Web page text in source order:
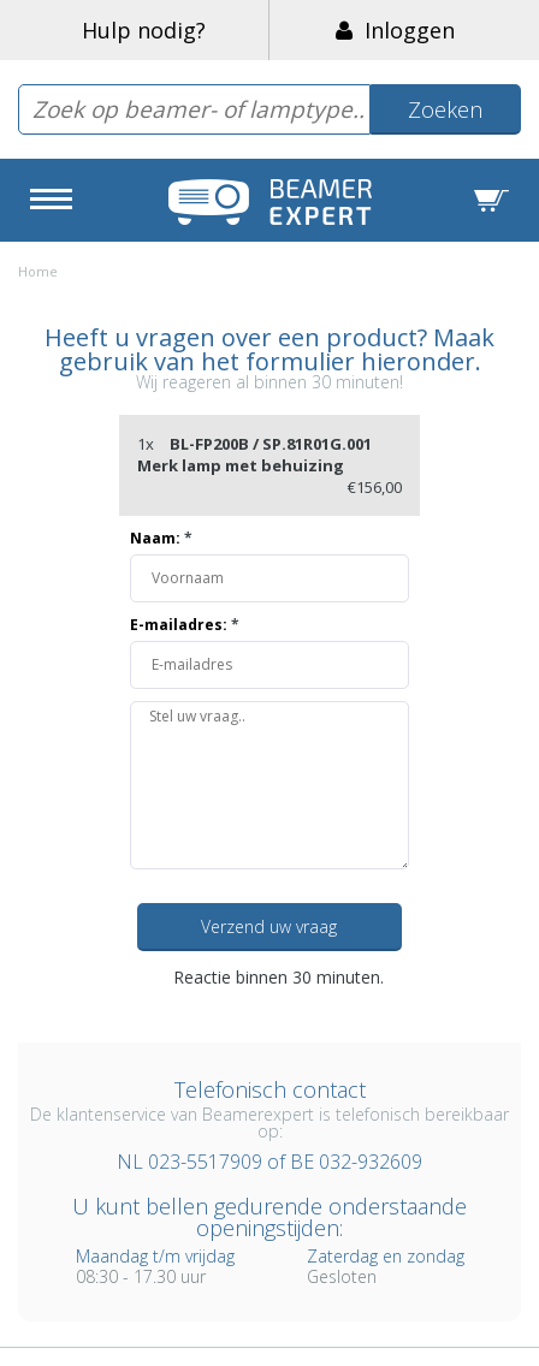
Hulp nodig? Inloggen
Zoeken
Home
Heeft u vragen over een product? Maak
gebruik van het formulier hieronder.
Wij reageren al binnen 30 minuten!
1x
BL-FP200B / SP.81R01G.001
Merk lamp met behuizing
€156,00
Naam: *
E-mailadres: *
Verzend uw vraag
Reactie binnen 30 minuten.
Telefonisch contact
De klantenservice van Beamerexpert is telefonisch bereikbaar
op:
NL 023-5517909 of BE 032-932609
U kunt bellen gedurende onderstaande
openingstijden:
Maandag t/m vrijdag
08:30 - 17.30 uur
Zaterdag en zondag
Gesloten